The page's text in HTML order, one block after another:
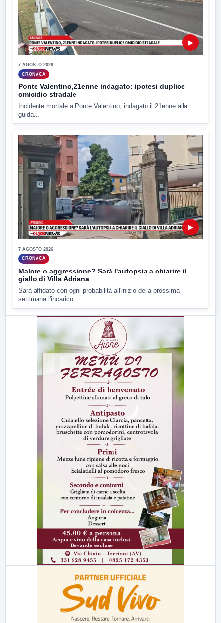
▶
7 AGOSTO 2026
CRONACA
Ponte Valentino,21enne indagato: ipotesi duplice
omicidio stradale
Incidente mortale a Ponte Valentino, indagato il 21enne alla
guida...
▶
7 AGOSTO 2026
CRONACA
Malore o aggressione? Sarà l'autopsia a chiarire il
giallo di Villa Adriana
Sarà affidato con ogni probabilità all'inizio della prossima
settimana l'incarico...